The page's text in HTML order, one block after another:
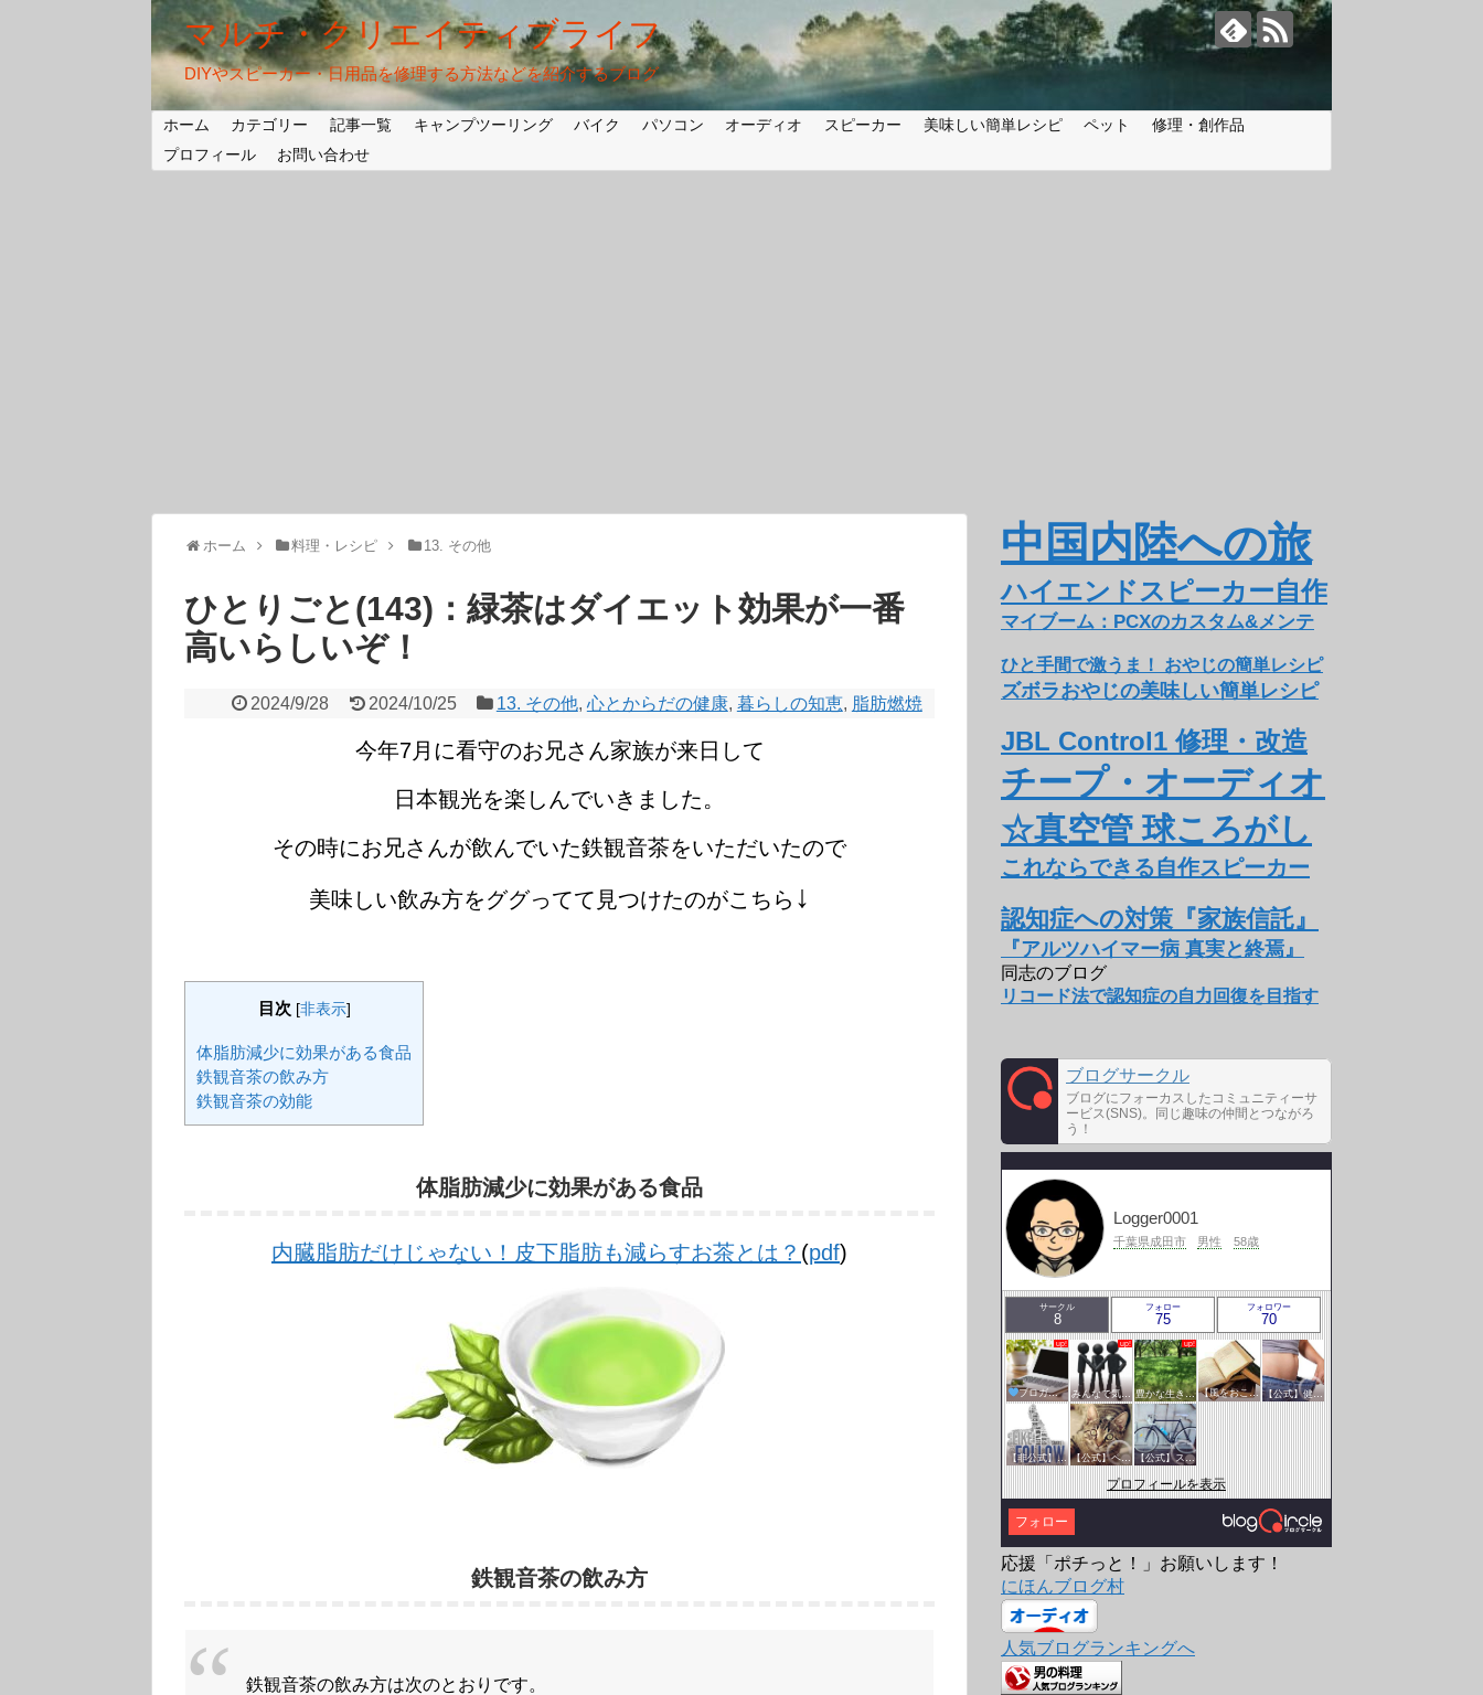
マルチ・クリエイティブライフ
DIYやスピーカー・日用品を修理する方法などを紹介するブログ
ホーム カテゴリー 記事一覧 キャンプツーリング バイク パソコン オーディオ スピーカー 美味しい簡単レシピ ペット
修理・創作品
プロフィール
お問い合わせ
ホーム 料理・レシピ 13. その他
ひとりごと(143)：緑茶はダイエット効果が一番
高いらしいぞ！
2024/9/28 2024/10/25 13. その他, 心とからだの健康, 暮らしの知恵, 脂肪燃焼
今年7月に看守のお兄さん家族が来日して
日本観光を楽しんでいきました。
その時にお兄さんが飲んでいた鉄観音茶をいただいたので
美味しい飲み方をググってて見つけたのがこちら ↓
目次 [非表示]
体脂肪減少に効果がある食品
鉄観音茶の飲み方
鉄観音茶の効能
体脂肪減少に効果がある食品
内臓脂肪だけじゃない！皮下脂肪も減らすお茶とは？ (pdf)
鉄観音茶の飲み方
鉄観音茶の飲み方は次のとおりです。
中国内陸への旅
ハイエンドスピーカー自作
マイブーム：PCXのカスタム&メンテ
ひと手間で激うま！ おやじの簡単レシピ
ズボラおやじの美味しい簡単レシピ
JBL Control1 修理・改造
チープ・オーディオ
☆真空管 球ころがし
これならできる自作スピーカー
認知症への対策『家族信託』
『アルツハイマー病 真実と終焉』
同志のブログ
リコード法で認知症の自力回復を目指す
ブログサークル
ブログにフォーカスしたコミュニティーサ
ービス(SNS)。同じ趣味の仲間とつながろ
う！
Logger0001
千葉県成田市 男性 58歳
サークル
8
フォロー
75
フォロワー
70
ブロガー応援&更新報告♪ みんなで気軽にアクセスアップ 豊かな生き方サークル 【風をおこそう☆彡】アクセスアップ研究会♪♪ 【公式】健康・医療サークル
【非公式】相互フォローサークル 【公式】ペットサークル 【公式】スポーツ・アウトドアサークル
プロフィールを表示
フォロー
応援「ポチっと！」お願いします！
にほんブログ村
人気ブログランキングへ